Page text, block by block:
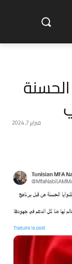
فبراير 7, 2024